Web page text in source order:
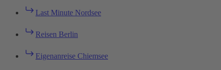
Last Minute Nordsee
Reisen Berlin
Eigenanreise Chiemsee